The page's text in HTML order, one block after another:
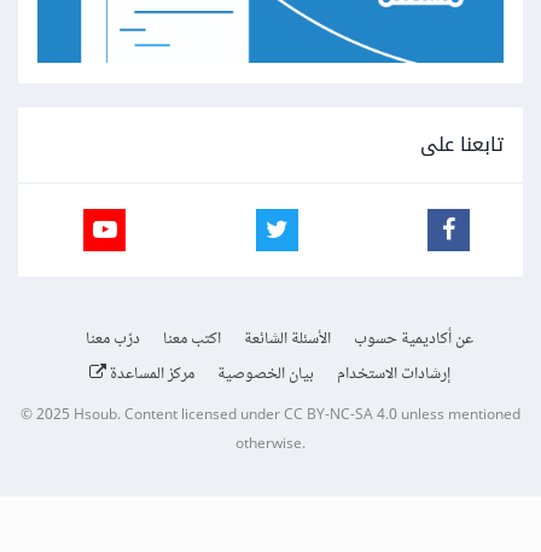
تابعنا على
عن أكاديمية حسوب الأسئلة الشائعة اكتب معنا
درّب معنا
إرشادات الاستخدام
بيان الخصوصية مركز المساعدة
© 2025 Hsoub.Content licensed underCC BY-NC-SA 4.0unless mentioned
otherwise.